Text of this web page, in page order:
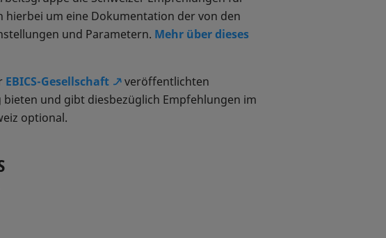
hierbei um eine Dokumentation der von den
und Parametern. Mehr über dieses
EBICS-Gesellschaft
veröffentlichten
und gibt diesbezüglich Empfehlungen im
optional.